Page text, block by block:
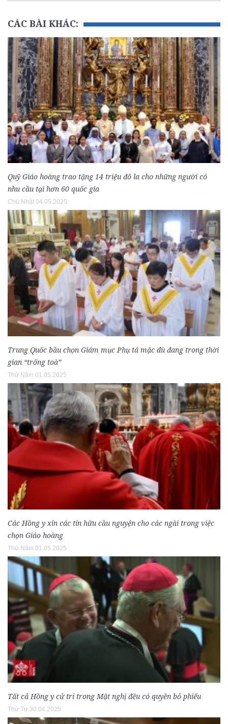
CÁC BÀI KHÁC:
Quỹ Giáo hoàng trao tặng 14 triệu đô la cho những người có
nhu cầu tại hơn 60 quốc gia
Chủ Nhật 04.05.2025
Trung Quốc bầu chọn Giám mục Phụ tá mặc dù đang trong thời
gian “trống toà”
Thứ Năm 01.05.2025
Các Hồng y xin các tín hữu cầu nguyện cho các ngài trong việc
chọn Giáo hoàng
Thứ Năm 01.05.2025
Tất cả Hồng y cử tri trong Mật nghị đều có quyền bỏ phiếu
Thứ Tư 30.04.2025